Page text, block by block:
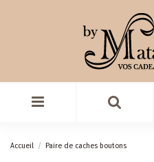
Accueil Paire de caches boutons